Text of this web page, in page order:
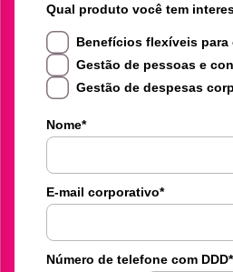
Qual produto você tem
Benefícios flexíveis para
Gestão de pessoas e
Gestão de despesas
Nome*
E-mail corporativo*
Número de telefone com DDD*